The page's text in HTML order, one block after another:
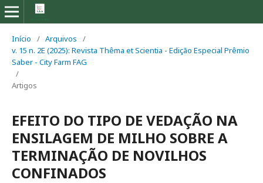
Início / Arquivos
/
v. 15 n. 2E (2025): Revista Thêma et Scientia - Edição Especial Prêmio
Saber - City Farm FAG
/
Artigos
EFEITO DO TIPO DE VEDAÇÃO NA
ENSILAGEM DE MILHO SOBRE A
TERMINAÇÃO DE NOVILHOS
CONFINADOS